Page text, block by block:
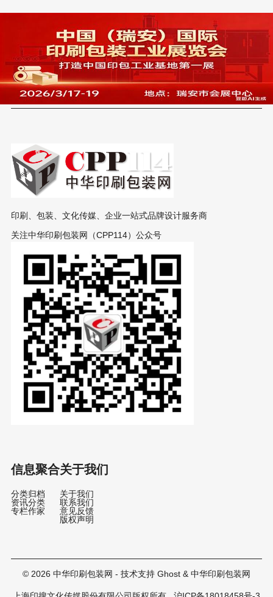
印刷、包装、文化传媒、企业一站式品牌设计服务商
关注中华印刷包装网（CPP114）公众号
信息聚合
分类归档
资讯分类
专栏作家
关于我们
关于我们
联系我们
意见反馈
版权声明
© 2026 中华印刷包装网 - 技术支持 Ghost & 中华印刷包装网